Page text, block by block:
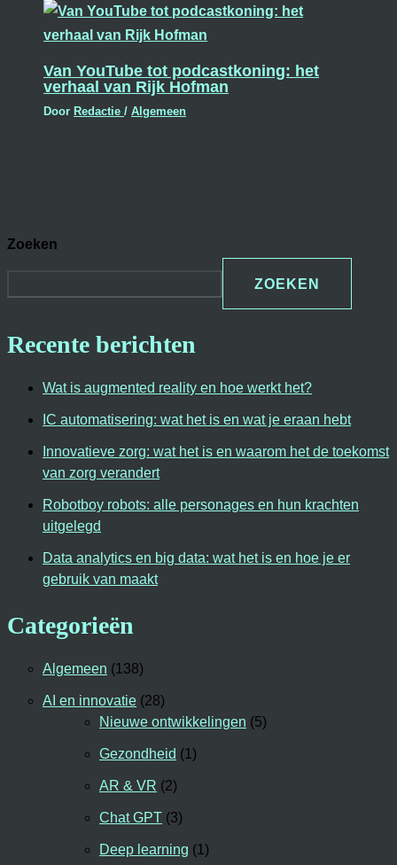
Van YouTube tot podcastkoning: het
verhaal van Rijk Hofman
Door Redactie/Algemeen
Zoeken
ZOEKEN
Recente berichten
Wat is augmented reality en hoe werkt het?
IC automatisering: wat het is en wat je eraan hebt
Innovatieve zorg: wat het is en waarom het de toekomst
van zorg verandert
Robotboy robots: alle personages en hun krachten
uitgelegd
Data analytics en big data: wat het is en hoe je er
gebruik van maakt
Categorieën
Algemeen (138)
AI en innovatie (28)
Nieuwe ontwikkelingen (5)
Gezondheid (1)
AR & VR (2)
Chat GPT (3)
Deep learning (1)